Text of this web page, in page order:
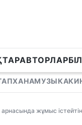
АВТОРЛАР
МУЗЫКА
жұмыс